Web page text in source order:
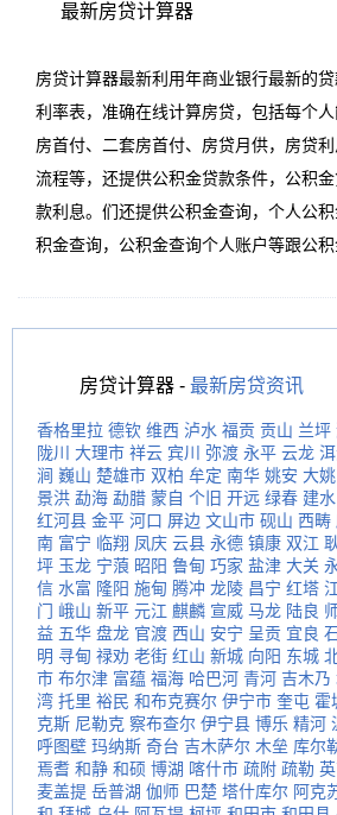
最新房贷计算器
房贷计算器最新利用年商业银行最新的
利率表，准确在线计算房贷，包括每个
房首付、二套房首付、房贷月供，房贷
流程等，还提供公积金贷款条件，公积
款利息。们还提供公积金查询，个人公
积金查询，公积金查询个人账户等跟公
房贷计算器 - 最新房贷资讯
香格里拉 德钦 维西 泸水 福贡 贡山 兰坪
陇川
大理市 祥云 宾川 弥渡 永平 云龙
涧 巍山 楚雄市 双柏 牟定 南华 姚安 大姚
景洪 勐海 勐腊 蒙自 个旧 开远 绿春 建水
红河县 金平 河口 屏边 文山市 砚山 西畴
南 富宁 临翔 凤庆 云县 永德 镇康 双江
坪 玉龙 宁蒗 昭阳 鲁甸 巧家 盐津 大关
信 水富 隆阳 施甸 腾冲 龙陵 昌宁 红塔
门 峨山 新平 元江 麒麟 宣威 马龙 陆良
益 五华 盘龙 官渡 西山 安宁 呈贡 宜良
明 寻甸 禄劝 老街 红山 新城 向阳 东城
市 布尔津 富蕴 福海 哈巴河 青河 吉木乃
湾 托里 裕民 和布克赛尔 伊宁市 奎屯 霍
克斯 尼勒克 察布查尔 伊宁县 博乐 精河
呼图壁 玛纳斯 奇台 吉木萨尔 木垒 库尔
焉耆 和静 和硕 博湖 喀什市 疏附 疏勒
麦盖提 岳普湖 伽师 巴楚 塔什库尔 阿克